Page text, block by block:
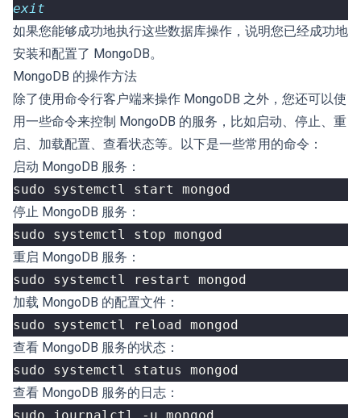
exit
如果您能够成功地执行这些数据库操作，说明您已经成功地
安装和配置了 MongoDB。
MongoDB 的操作方法
除了使用命令行客户端来操作 MongoDB 之外，您还可以使
用一些命令来控制 MongoDB 的服务，比如启动、停止、重
启、加载配置、查看状态等。以下是一些常用的命令：
启动 MongoDB 服务：
停止 MongoDB 服务：
重启 MongoDB 服务：
加载 MongoDB 的配置文件：
查看 MongoDB 服务的状态：
查看 MongoDB 服务的日志：